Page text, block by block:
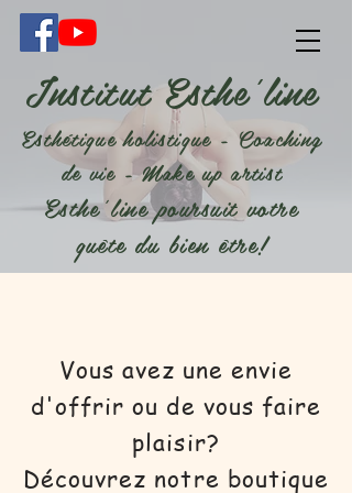
Institut Esthe'line
Esthétique holistique - Coaching
de vie - Make up artist
Esthe'line poursuit votre
quête du bien être!
Vous avez une envie
d'offrir ou de vous faire
plaisir?
Découvrez notre boutique